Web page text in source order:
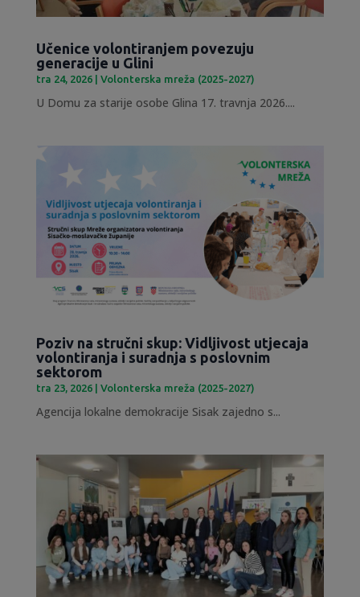
Učenice volontiranjem povezuju
generacije u Glini
tra 24, 2026| Volonterska mreža (2025-2027)
U Domu za starije osobe Glina 17. travnja 2026....
Poziv na stručni skup: Vidljivost utjecaja
volontiranja i suradnja s poslovnim
sektorom
tra 23, 2026| Volonterska mreža (2025-2027)
Agencija lokalne demokracije Sisak zajedno s...